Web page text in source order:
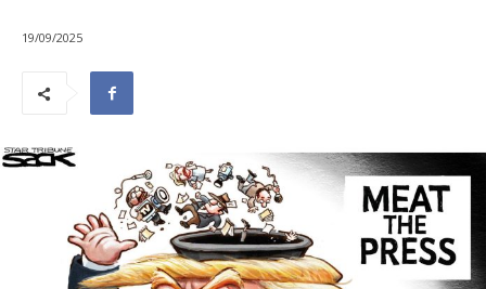
19/09/2025